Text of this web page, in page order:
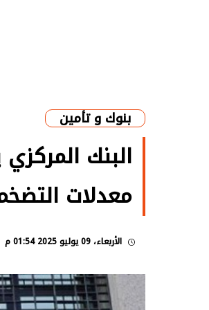
بنوك و تأمين
البنك
معدلات
الأربعاء، 09 يوليو 2025 01:54 م